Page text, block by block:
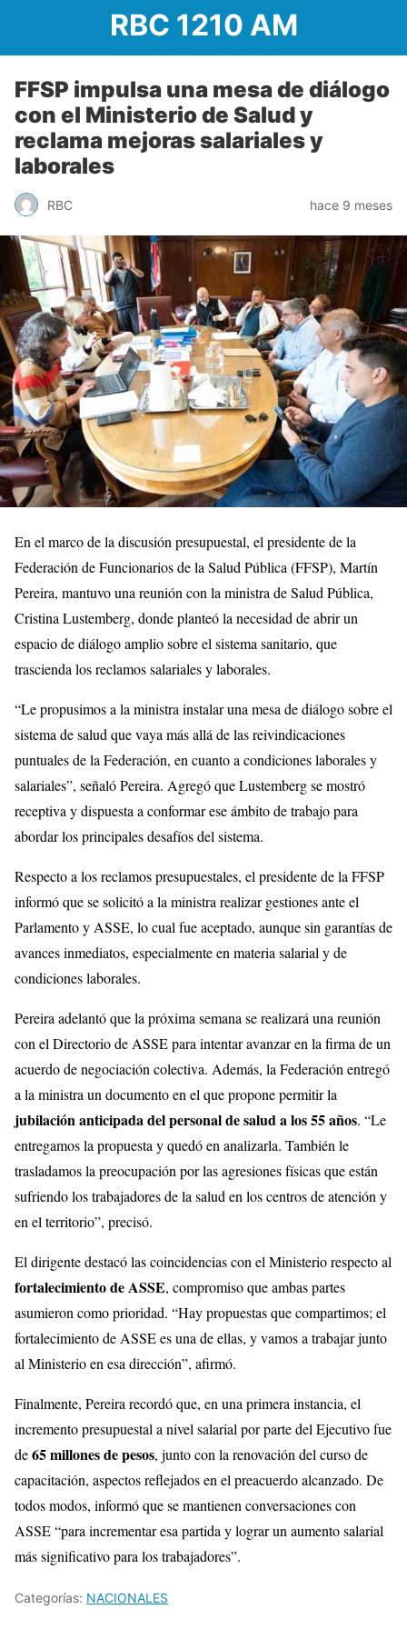
RBC 1210 AM
FFSP impulsa una mesa de diálogo
con el Ministerio de Salud y
reclama mejoras salariales y
laborales
RBC hace 9 meses
En el marco de la discusión presupuestal, el presidente de la
Federación de Funcionarios de la Salud Pública (FFSP), Martín
Pereira, mantuvo una reunión con la ministra de Salud Pública,
Cristina Lustemberg, donde planteó la necesidad de abrir un
espacio de diálogo amplio sobre el sistema sanitario, que
trascienda los reclamos salariales y laborales.
“Le propusimos a la ministra instalar una mesa de diálogo sobre el
sistema de salud que vaya más allá de las reivindicaciones
puntuales de la Federación, en cuanto a condiciones laborales y
salariales”, señaló Pereira. Agregó que Lustemberg se mostró
receptiva y dispuesta a conformar ese ámbito de trabajo para
abordar los principales desafíos del sistema.
Respecto a los reclamos presupuestales, el presidente de la FFSP
informó que se solicitó a la ministra realizar gestiones ante el
Parlamento y ASSE, lo cual fue aceptado, aunque sin garantías de
avances inmediatos, especialmente en materia salarial y de
condiciones laborales.
Pereira adelantó que la próxima semana se realizará una reunión
con el Directorio de ASSE para intentar avanzar en la firma de un
acuerdo de negociación colectiva. Además, la Federación entregó
a la ministra un documento en el que propone permitir la
jubilación anticipada del personal de salud a los 55 años. “Le
entregamos la propuesta y quedó en analizarla. También le
trasladamos la preocupación por las agresiones físicas que están
sufriendo los trabajadores de la salud en los centros de atención y
en el territorio”, precisó.
El dirigente destacó las coincidencias con el Ministerio respecto al
fortalecimiento de ASSE, compromiso que ambas partes
asumieron como prioridad. “Hay propuestas que compartimos; el
fortalecimiento de ASSE es una de ellas, y vamos a trabajar junto
al Ministerio en esa dirección”, afirmó.
Finalmente, Pereira recordó que, en una primera instancia, el
incremento presupuestal a nivel salarial por parte del Ejecutivo fue
de65 millones de pesos, junto con la renovación del curso de
capacitación, aspectos reflejados en el preacuerdo alcanzado. De
todos modos, informó que se mantienen conversaciones con
ASSE “para incrementar esa partida y lograr un aumento salarial
más significativo para los trabajadores”.
Categorías: NACIONALES